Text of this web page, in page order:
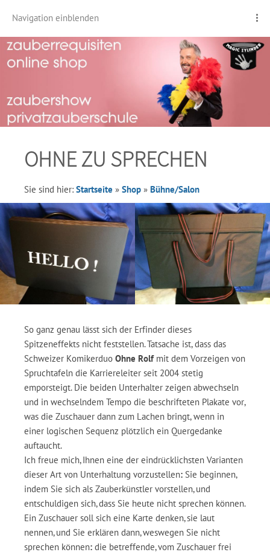
Navigation einblenden
OHNE ZU SPRECHEN
Sie sind hier: Startseite » Shop » Bühne/Salon
So ganz genau lässt sich der Erfinder dieses
Spitzeneffekts nicht feststellen. Tatsache ist, dass das
Schweizer Komikerduo Ohne Rolfmit dem Vorzeigen von
Spruchtafeln die Karriereleiter seit 2004 stetig
emporsteigt. Die beiden Unterhalter zeigen abwechseln
und in wechselndem Tempo die beschrifteten Plakate vor,
was die Zuschauer dann zum Lachen bringt, wenn in
einer logischen Sequenz plötzlich ein Quergedanke
auftaucht.
Ich freue mich, Ihnen eine der eindrücklichsten Varianten
dieser Art von Unterhaltung vorzustellen: Sie beginnen,
indem Sie sich als Zauberkünstler vorstellen, und
entschuldigen sich, dass Sie heute nicht sprechen können.
Ein Zuschauer soll sich eine Karte denken, sie laut
nennen, und Sie erklären dann, weswegen Sie nicht
sprechen können: die betreffende, vom Zuschauer frei